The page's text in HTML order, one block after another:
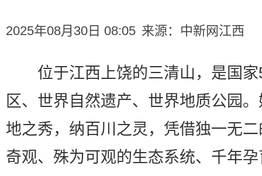
2025年08月30日 08:05 来源： 中新网江西
位于江西上饶的三清山，是国家
区、世界自然遗产、世界地质公园
地之秀，纳百川之灵，凭借独一无
奇观、殊为可观的生态系统、千年